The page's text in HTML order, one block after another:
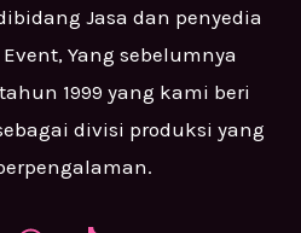
Jasa dan penyedia
Yang sebelumnya
1999 yang kami beri
divisi produksi yang